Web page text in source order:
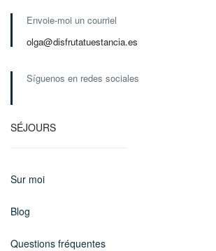
Envoie-moi un courriel
olga@disfrutatuestancia.es
Síguenos en redes sociales
SÉJOURS
Sur moi
Blog
Questions fréquentes